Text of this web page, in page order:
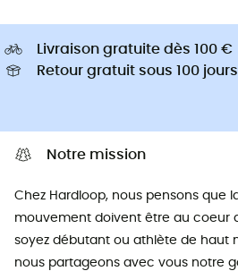
Livraison gratuite dès 100 €
Retour gratuit sous 100 jours
Notre mission
Chez Hardloop, nous pensons que
mouvement doivent être au coeur
soyez débutant ou athlète de haut
nous partageons avec vous notre